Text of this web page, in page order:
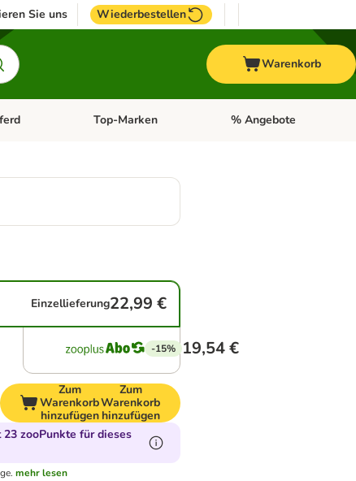
Sie uns Wiederbestellen
Warenkorb
Menü öffnen: VogelKategorie-Menü öffnen: Pferd
Top-Marken Kategorie-Menü öffnen:
% Angebote
Einzellieferung22,99 €
-15% 19,54 €
Zum
Warenkorb
hinzufügen
Zum
Warenkorb
hinzufügen
23 zooPunkte für dieses
mehr lesen